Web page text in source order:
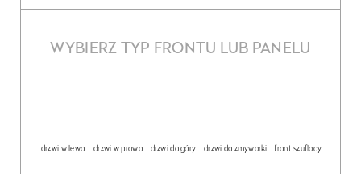
WYBIERZ TYP FRONTU LUB PANELU
drzwi w lewo drzwi w prawo drzwi do góry drzwi do zmywarki front szuflady